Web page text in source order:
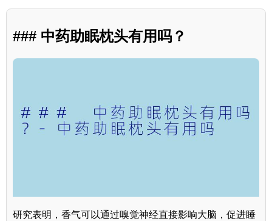
### 中药助眠枕头有用吗？
研究表明，香气可以通过嗅觉神经直接影响大脑，促进睡